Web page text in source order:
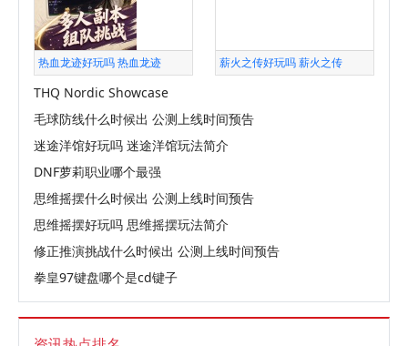
热血龙迹好玩吗 热血龙迹 薪火之传好玩吗 薪火之传
THQ Nordic Showcase
毛球防线什么时候出 公测上线时间预告
迷途洋馆好玩吗 迷途洋馆玩法简介
DNF萝莉职业哪个最强
思维摇摆什么时候出 公测上线时间预告
思维摇摆好玩吗 思维摇摆玩法简介
修正推演挑战什么时候出 公测上线时间预告
拳皇97键盘哪个是cd键子